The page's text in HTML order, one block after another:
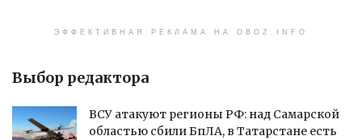
ЭФФЕКТИВНАЯ РЕКЛАМА НА OBOZ.INFO
Выбор редактора
ВСУ атакуют регионы РФ: над Самарской
областью сбили БпЛА, в Татарстане есть